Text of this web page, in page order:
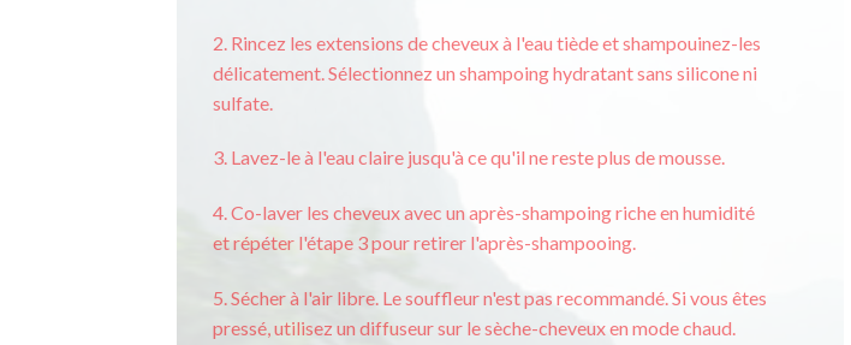
2. Rincez les extensions de cheveux à l'eau tiède et shampouinez-les
délicatement. Sélectionnez un shampoing hydratant sans silicone ni
sulfate.
3. Lavez-le à l'eau claire jusqu'à ce qu'il ne reste plus de mousse.
4. Co-laver les cheveux avec un après-shampoing riche en humidité
et répéter l'étape 3 pour retirer l'après-shampooing.
5. Sécher à l'air libre. Le souffleur n'est pas recommandé. Si vous êtes
pressé, utilisez un diffuseur sur le sèche-cheveux en mode chaud.